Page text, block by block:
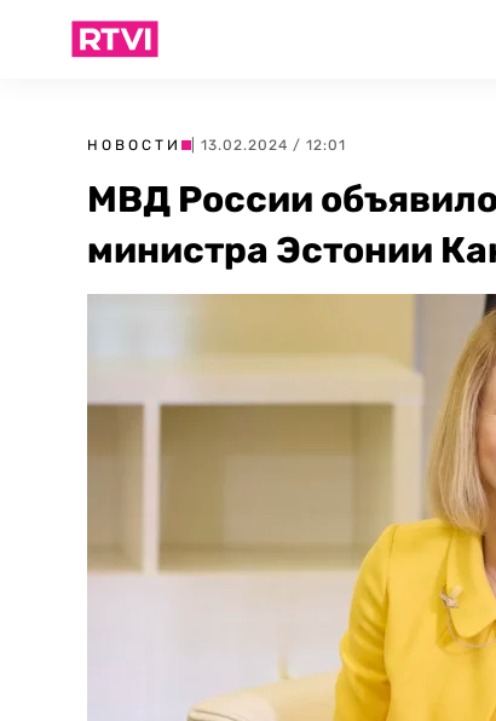
НОВОСТИ | 13.02.2024 / 12:01
МВД России
министра Эстонии